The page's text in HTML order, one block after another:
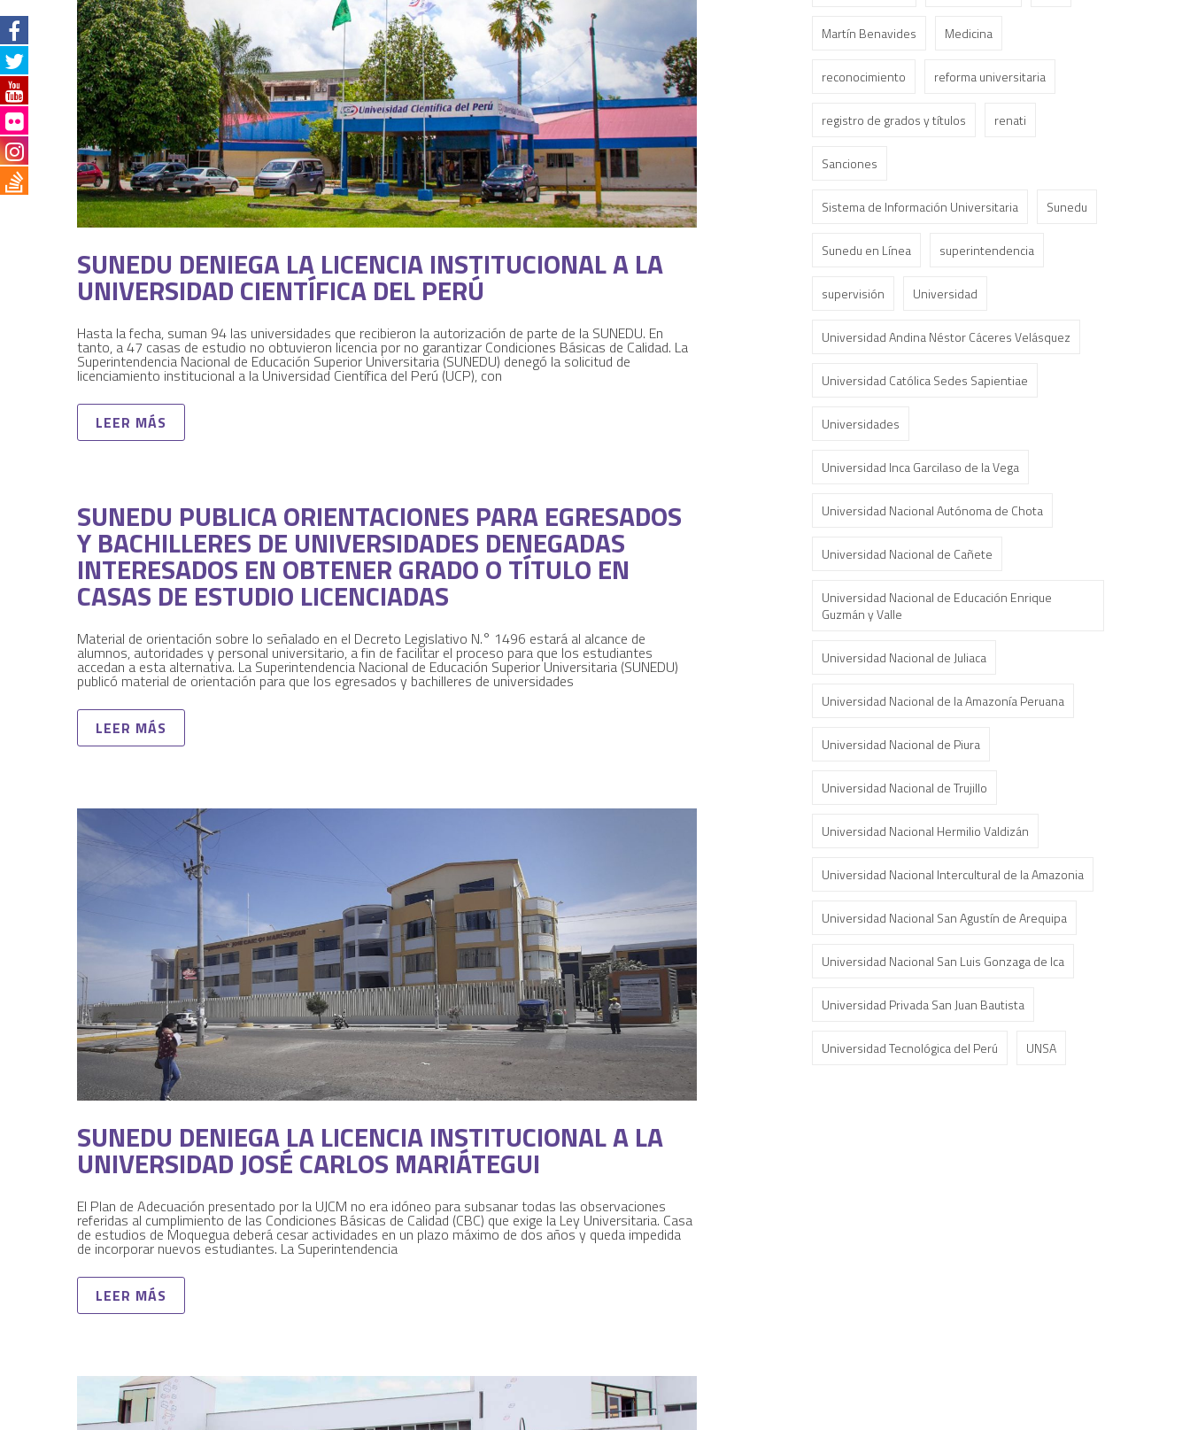
SUNEDU DENIEGA LA LICENCIA INSTITUCIONAL A LA
UNIVERSIDAD CIENTÍFICA DEL PERÚ
Hasta la fecha, suman 94 las universidades que recibieron la autorización de parte de la SUNEDU. En
tanto, a 47 casas de estudio no obtuvieron licencia por no garantizar Condiciones Básicas de Calidad. La
Superintendencia Nacional de Educación Superior Universitaria (SUNEDU) denegó la solicitud de
licenciamiento institucional a la Universidad Científica del Perú (UCP), con
LEER MÁS
SUNEDU PUBLICA ORIENTACIONES PARA EGRESADOS
Y BACHILLERES DE UNIVERSIDADES DENEGADAS
INTERESADOS EN OBTENER GRADO O TÍTULO EN
CASAS DE ESTUDIO LICENCIADAS
Material de orientación sobre lo señalado en el Decreto Legislativo N.° 1496 estará al alcance de
alumnos, autoridades y personal universitario, a fin de facilitar el proceso para que los estudiantes
accedan a esta alternativa. La Superintendencia Nacional de Educación Superior Universitaria (SUNEDU)
publicó material de orientación para que los egresados y bachilleres de universidades
LEER MÁS
SUNEDU DENIEGA LA LICENCIA INSTITUCIONAL A LA
UNIVERSIDAD JOSÉ CARLOS MARIÁTEGUI
El Plan de Adecuación presentado por la UJCM no era idóneo para subsanar todas las observaciones
referidas al cumplimiento de las Condiciones Básicas de Calidad (CBC) que exige la Ley Universitaria. Casa
de estudios de Moquegua deberá cesar actividades en un plazo máximo de dos años y queda impedida
de incorporar nuevos estudiantes. La Superintendencia
LEER MÁS
Martín Benavides Medicina
reconocimiento reforma universitaria
registro de grados y títulos renati
Sanciones
Sistema de Información Universitaria Sunedu
Sunedu en Línea superintendencia
supervisión Universidad
Universidad Andina Néstor Cáceres Velásquez
Universidad Católica Sedes Sapientiae
Universidades
Universidad Inca Garcilaso de la Vega
Universidad Nacional Autónoma de Chota
Universidad Nacional de Cañete
Universidad Nacional de Educación Enrique
Guzmán y Valle
Universidad Nacional de Juliaca
Universidad Nacional de la Amazonía Peruana
Universidad Nacional de Piura
Universidad Nacional de Trujillo
Universidad Nacional Hermilio Valdizán
Universidad Nacional Intercultural de la Amazonia
Universidad Nacional San Agustín de Arequipa
Universidad Nacional San Luis Gonzaga de Ica
Universidad Privada San Juan Bautista
Universidad Tecnológica del Perú UNSA